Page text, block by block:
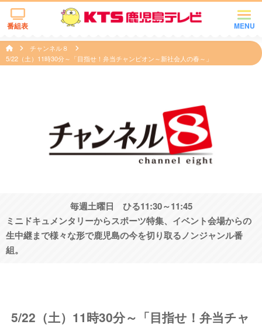
MENU
番組表
チャンネル８
5/22（土）11時30分～「目指せ！弁当チャンピオン～新社会人の春～」
毎週土曜日 ひる11:30～11:45
ミニドキュメンタリーからスポーツ特集、イベント会場からの
生中継まで様々な形で鹿児島の今を切り取るノンジャンル番
組。
5/22（土）11時30分～「目指せ！弁当チャ